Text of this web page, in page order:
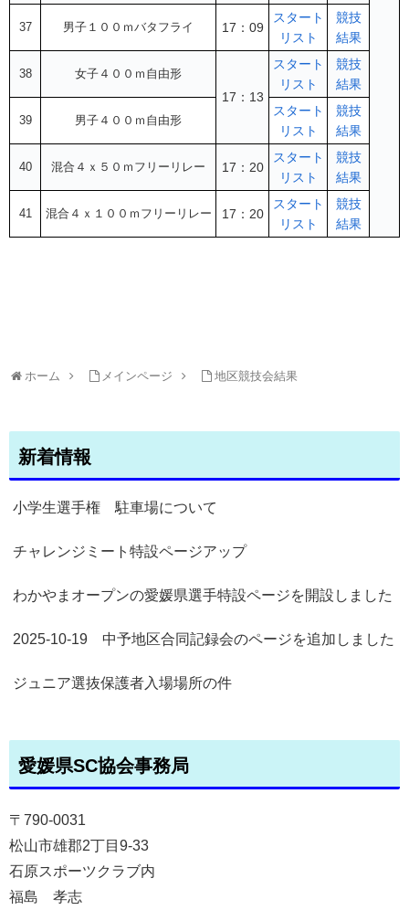
37 男子１００ｍバタフライ 17：09
スタート
リスト
競技
結果
38 女子４００ｍ自由形
17：13
スタート
リスト
競技
結果
39 男子４００ｍ自由形
スタート
リスト
競技
結果
40 混合４ｘ５０ｍフリーリレー 17：20
スタート
リスト
競技
結果
41 混合４ｘ１００ｍフリーリレー 17：20
スタート
リスト
競技
結果
ホーム メインページ 地区競技会結果
新着情報
小学生選手権 駐車場について
チャレンジミート特設ページアップ
わかやまオープンの愛媛県選手特設ページを開設しました
2025-10-19 中予地区合同記録会のページを追加しました
ジュニア選抜保護者入場場所の件
愛媛県SC協会事務局
〒790-0031
松山市雄郡2丁目9-33
石原スポーツクラブ内
福島 孝志